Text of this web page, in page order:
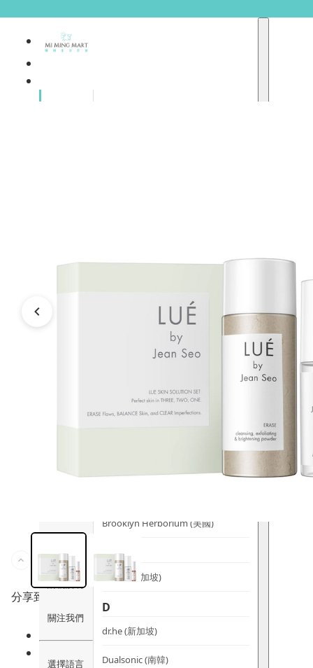
推廣優惠
客服資訊
購物說明
關注我們
選擇語言
BerryEn (德國)
Brooklyn Herborium (美國)
C
CERM (新加坡)
D
dr.he (新加坡)
Dualsonic (南韓)
分享到